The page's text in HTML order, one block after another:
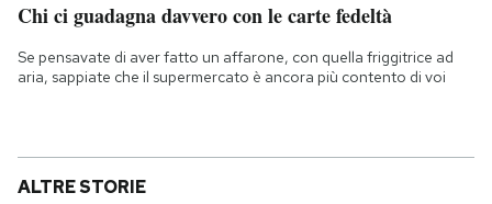
Chi ci guadagna davvero con le carte fedeltà
Se pensavate di aver fatto un affarone, con quella friggitrice ad
aria, sappiate che il supermercato è ancora più contento di voi
ALTRE STORIE